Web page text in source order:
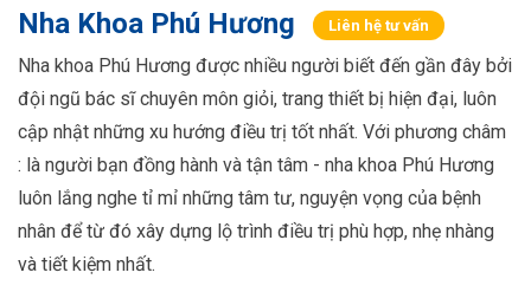
Nha Khoa Phú Hương Liên hệ tư vấn
Nha khoa Phú Hương được nhiều người biết đến gần đây bởi
đội ngũ bác sĩ chuyên môn giỏi, trang thiết bị hiện đại, luôn
cập nhật những xu hướng điều trị tốt nhất. Với phương châm
: là người bạn đồng hành và tận tâm - nha khoa Phú Hương
luôn lắng nghe tỉ mỉ những tâm tư, nguyện vọng của bệnh
nhân để từ đó xây dựng lộ trình điều trị phù hợp, nhẹ nhàng
và tiết kiệm nhất.